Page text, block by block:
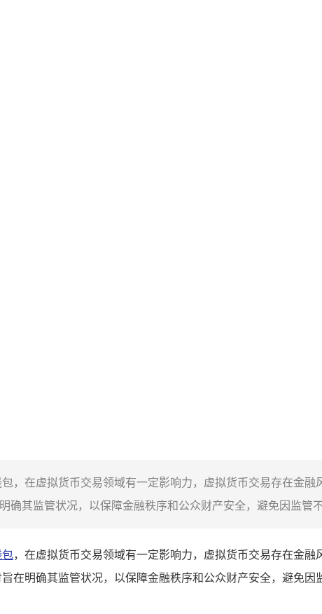
，在虚拟货币交易领域有一定影响力，虚拟货币交易存在金融
其监管状况，以保障金融秩序和公众财产安全，避免因监管
包，在虚拟货币交易领域有一定影响力，虚拟货币交易存在金融
在明确其监管状况，以保障金融秩序和公众财产安全，避免因